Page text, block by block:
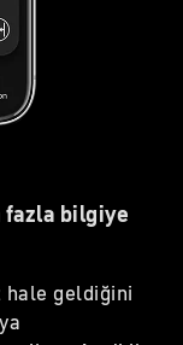
fazla bilgiye
hale geldiğini